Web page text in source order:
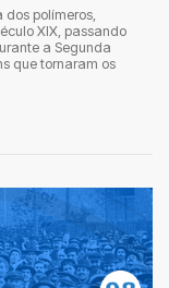
dos polímeros,
XIX, passando
a Segunda
que tornaram os